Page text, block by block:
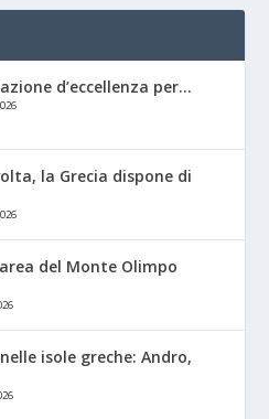
d’eccellenza per...
la Grecia dispone di
del Monte Olimpo
isole greche: Andro,